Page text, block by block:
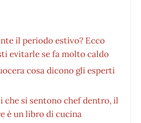
il periodo estivo? Ecco
evitarle se fa molto caldo
cosa dicono gli esperti
che si sentono chef dentro, il
è un libro di cucina